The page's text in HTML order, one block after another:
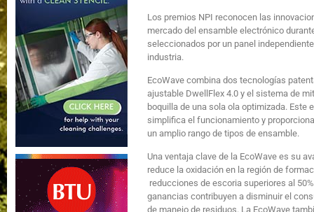
Los premios NPI reconocen las
mercado del ensamble electrónico
seleccionados por un panel
EcoWave combina dos tecnologías
ajustable DwellFlex 4.0 y el sistema de
boquilla de una sola ola optimizada.
simplifica el funcionamiento y
un amplio rango de tipos de ensamble.
Una ventaja clave de la EcoWave es su
reduce la oxidación en la región de
reducciones de escoria superiores al
ganancias contribuyen a disminuir el
de manejo de residuos. La EcoWave